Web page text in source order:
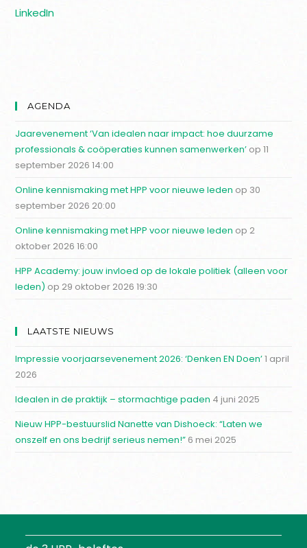
LinkedIn
AGENDA
Jaarevenement ‘Van idealen naar impact: hoe duurzame
professionals & coöperaties kunnen samenwerken’ op 11
september 2026 14:00
Online kennismaking met HPP voor nieuwe leden op 30
september 2026 20:00
Online kennismaking met HPP voor nieuwe leden op 2
oktober 2026 16:00
HPP Academy: jouw invloed op de lokale politiek (alleen voor
leden) op 29 oktober 2026 19:30
LAATSTE NIEUWS
Impressie voorjaarsevenement 2026: ‘Denken EN Doen’1 april
2026
Idealen in de praktijk – stormachtige paden 4 juni 2025
Nieuw HPP-bestuurslid Nanette van Dishoeck: “Laten we
onszelf en ons bedrijf serieus nemen!”6 mei 2025